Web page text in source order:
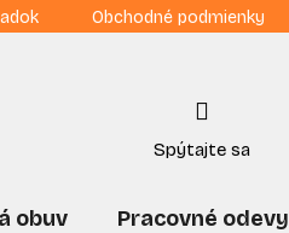
Obchodné podmienky
obuv Pracovné odevy